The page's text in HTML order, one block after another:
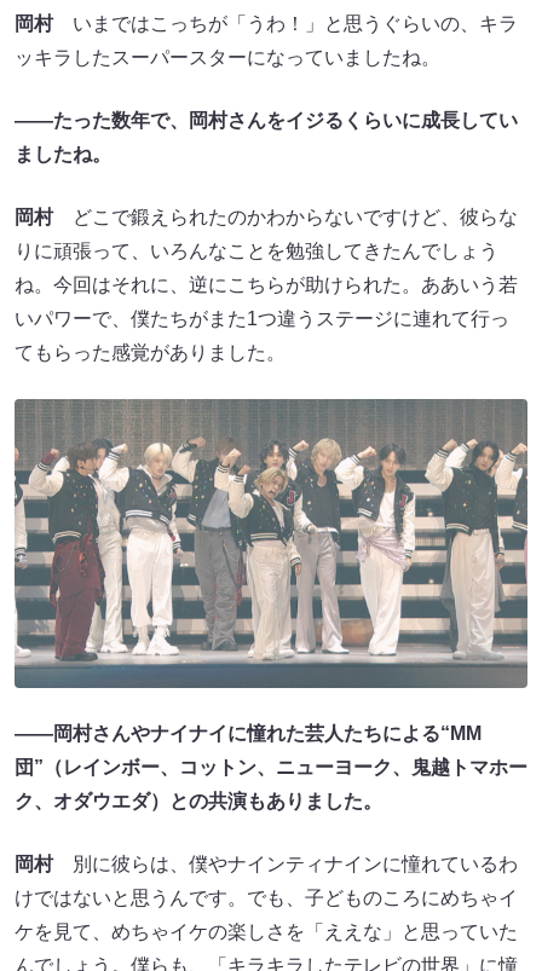
岡村いまではこっちが「うわ！」と思うぐらいの、キラ
ッキラしたスーパースターになっていましたね。
――たった数年で、岡村さんをイジるくらいに成長してい
ましたね。
岡村どこで鍛えられたのかわからないですけど、彼らな
りに頑張って、いろんなことを勉強してきたんでしょう
ね。今回はそれに、逆にこちらが助けられた。ああいう若
いパワーで、僕たちがまた1つ違うステージに連れて行っ
てもらった感覚がありました。
――岡村さんやナイナイに憧れた芸人たちによる“MM
団”（レインボー、コットン、ニューヨーク、鬼越トマホー
ク、オダウエダ）との共演もありました。
岡村別に彼らは、僕やナインティナインに憧れているわ
けではないと思うんです。でも、子どものころにめちゃイ
ケを見て、めちゃイケの楽しさを「ええな」と思っていた
んでしょう。僕らも、「キラキラしたテレビの世界」に憧